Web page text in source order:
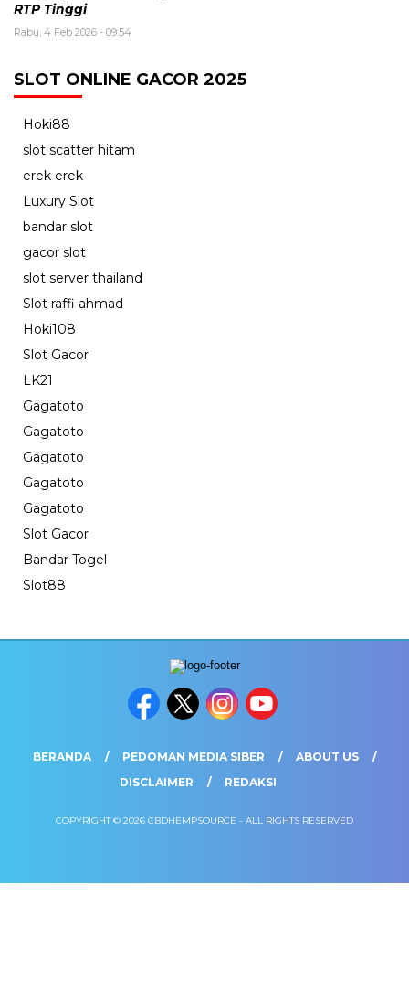
RTP Tinggi
Rabu, 4 Feb 2026 - 09:54
SLOT ONLINE GACOR 2025
Hoki88
slot scatter hitam
erek erek
Luxury Slot
bandar slot
gacor slot
slot server thailand
Slot raffi ahmad
Hoki108
Slot Gacor
LK21
Gagatoto
Gagatoto
Gagatoto
Gagatoto
Gagatoto
Slot Gacor
Bandar Togel
Slot88
BERANDA PEDOMAN MEDIA SIBER
ABOUT US
DISCLAIMER
REDAKSI
COPYRIGHT © 2026 CBDHEMPSOURCE - ALL RIGHTS RESERVED